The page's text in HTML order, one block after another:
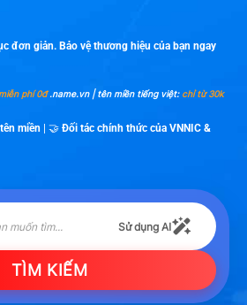
đơn giản. Bảo vệ thương hiệu của bạn ngay
phí 0đ .name.vn | tên miền tiếng việt: chỉ từ 30k
miền | 🤝 Đối tác chính thức của VNNIC &
Sử dụng AI
TÌM KIẾM